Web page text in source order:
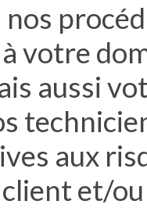
votre
aussi
aux
et/